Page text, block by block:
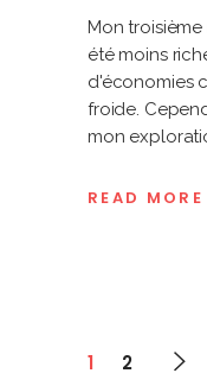
Mon
été moins
d'économies
froide.
mon
READ MORE
1 2